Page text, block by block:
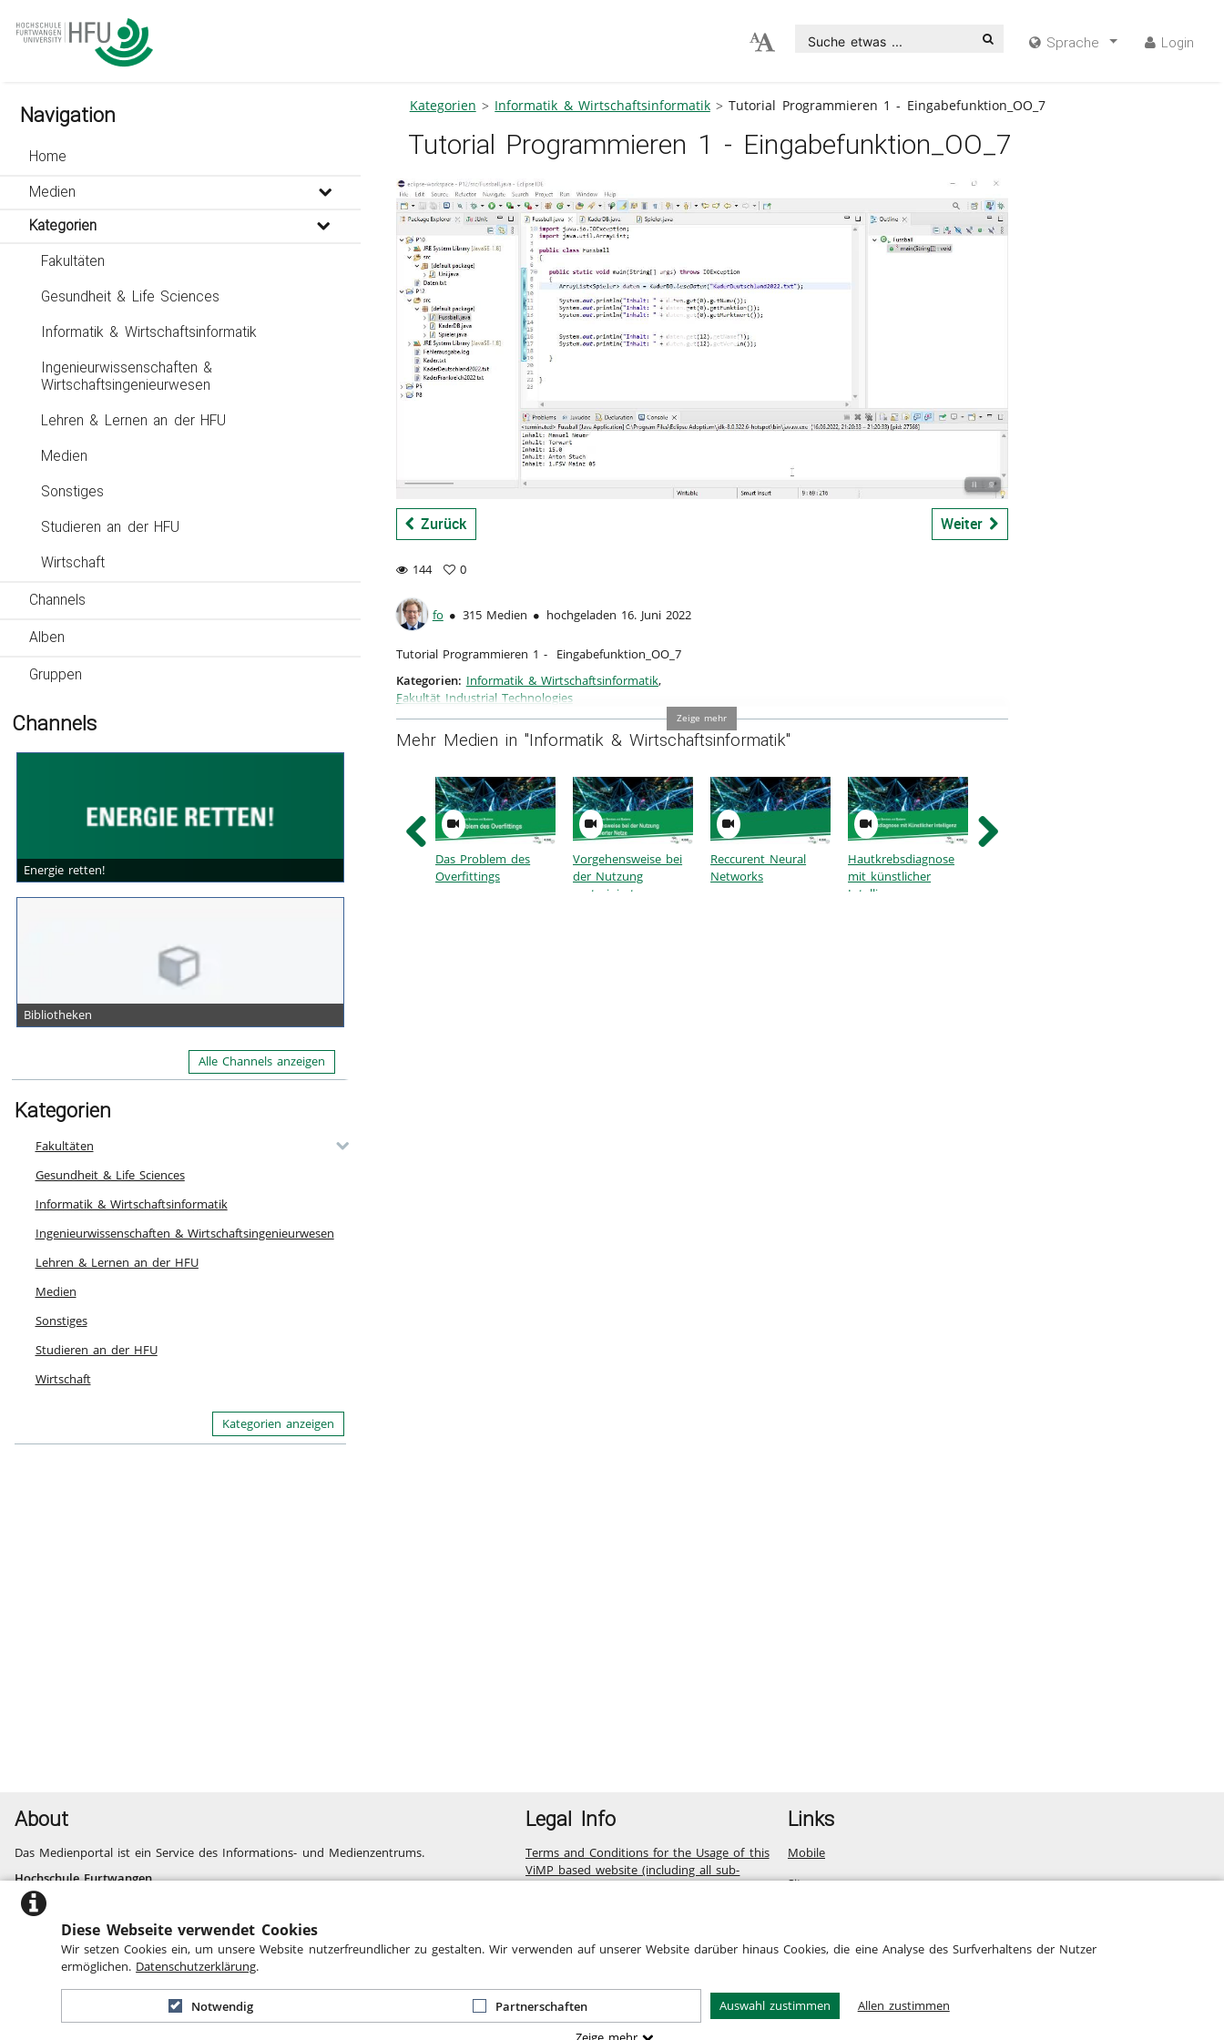
Diese Webseite verwendet Cookies
Wir setzen Cookies ein, um unsere Website nutzerfreundlicher zu gestalten. Wir verwenden auf unserer Website darüber hinaus Cookies, die eine Analyse des Surfverhaltens der Nutzer
ermöglichen. Datenschutzerklärung.
Notwendig Partnerschaften Auswahl zustimmen
Allen zustimmen
Suche etwas ... Sprache Login
Navigation
Home
Medien
Kategorien
Fakultäten
Gesundheit & Life Sciences
Informatik & Wirtschaftsinformatik
Ingenieurwissenschaften &
Wirtschaftsingenieurwesen
Lehren & Lernen an der HFU
Medien
Sonstiges
Studieren an der HFU
Wirtschaft
Channels
Alben
Gruppen
Channels
Energie retten!
Bibliotheken
Alle Channels anzeigen
Kategorien
Fakultäten
Gesundheit & Life Sciences
Informatik & Wirtschaftsinformatik
Ingenieurwissenschaften & Wirtschaftsingenieurwesen
Lehren & Lernen an der HFU
Medien
Sonstiges
Studieren an der HFU
Wirtschaft
Kategorien anzeigen
Kategorien Informatik & Wirtschaftsinformatik Tutorial Programmieren 1 - Eingabefunktion_OO_7
Tutorial Programmieren 1 - Eingabefunktion_OO_7
Video
Zurück Weiter
144
views
0
favorites
fo 315 Medien hochgeladen 16. Juni 2022
Tutorial Programmieren 1 - Eingabefunktion_OO_7
Kategorien: Informatik & Wirtschaftsinformatik,
Fakultät Industrial Technologies
Zeige mehr
Mehr Medien in "Informatik & Wirtschaftsinformatik"
Das Problem des
Overfittings
Vorgehensweise bei
der Nutzung
vortrainierter
Reccurent Neural
Networks
Hautkrebsdiagnose
mit künstlicher
Intelligenz
About
Das Medienportal ist ein Service des Informations- und Medienzentrums.
Hochschule Furtwangen
Informatik, Technik, Wirtschaft, Medien, Gesundheit
Fragen und Probleme
Website des Informations- und Medienzentrums
Barrierefreiheit
Legal Info
Terms and Conditions for the Usage of this
ViMP based website (including all sub-
Links
Mobile
Sitemap